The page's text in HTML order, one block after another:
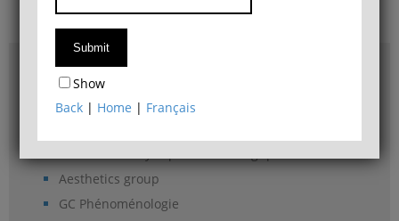
Access & maps
Philosophy Department Library
Aesthetics group
GC Phénoménologie
Show
Back | Home | Français